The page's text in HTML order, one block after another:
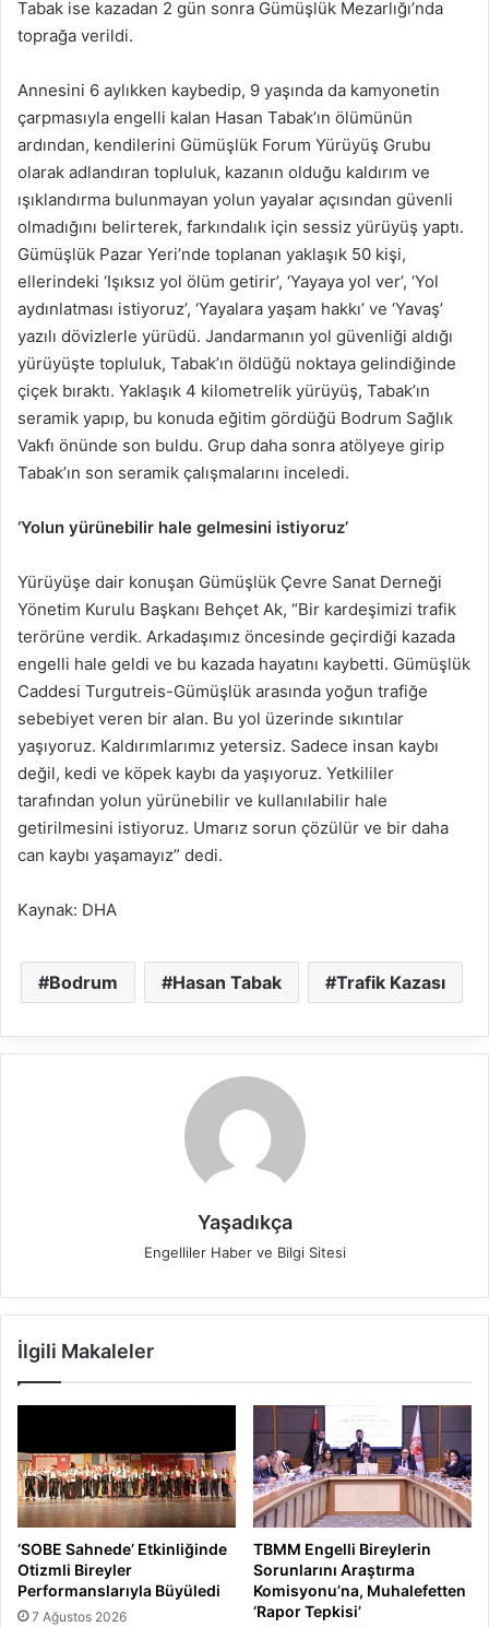
Tabak ise kazadan 2 gün sonra Gümüşlük Mezarlığı’nda
toprağa verildi.
Annesini 6 aylıkken kaybedip, 9 yaşında da kamyonetin
çarpmasıyla engelli kalan Hasan Tabak’ın ölümünün
ardından, kendilerini Gümüşlük Forum Yürüyüş Grubu
olarak adlandıran topluluk, kazanın olduğu kaldırım ve
ışıklandırma bulunmayan yolun yayalar açısından güvenli
olmadığını belirterek, farkındalık için sessiz yürüyüş yaptı.
Gümüşlük Pazar Yeri’nde toplanan yaklaşık 50 kişi,
ellerindeki ‘Işıksız yol ölüm getirir’, ‘Yayaya yol ver’, ‘Yol
aydınlatması istiyoruz’, ‘Yayalara yaşam hakkı’ ve ‘Yavaş’
yazılı dövizlerle yürüdü. Jandarmanın yol güvenliği aldığı
yürüyüşte topluluk, Tabak’ın öldüğü noktaya gelindiğinde
çiçek bıraktı. Yaklaşık 4 kilometrelik yürüyüş, Tabak’ın
seramik yapıp, bu konuda eğitim gördüğü Bodrum Sağlık
Vakfı önünde son buldu. Grup daha sonra atölyeye girip
Tabak’ın son seramik çalışmalarını inceledi.
‘Yolun yürünebilir hale gelmesini istiyoruz’
Yürüyüşe dair konuşan Gümüşlük Çevre Sanat Derneği
Yönetim Kurulu Başkanı Behçet Ak, “Bir kardeşimizi trafik
terörüne verdik. Arkadaşımız öncesinde geçirdiği kazada
engelli hale geldi ve bu kazada hayatını kaybetti. Gümüşlük
Caddesi Turgutreis-Gümüşlük arasında yoğun trafiğe
sebebiyet veren bir alan. Bu yol üzerinde sıkıntılar
yaşıyoruz. Kaldırımlarımız yetersiz. Sadece insan kaybı
değil, kedi ve köpek kaybı da yaşıyoruz. Yetkililer
tarafından yolun yürünebilir ve kullanılabilir hale
getirilmesini istiyoruz. Umarız sorun çözülür ve bir daha
can kaybı yaşamayız” dedi.
Kaynak: DHA
Bodrum Hasan Tabak Trafik Kazası
Yaşadıkça
Engelliler Haber ve Bilgi Sitesi
İlgili Makaleler
‘SOBE Sahnede’ Etkinliğinde
Otizmli Bireyler
Performanslarıyla Büyüledi
7 Ağustos 2026
TBMM Engelli Bireylerin
Sorunlarını Araştırma
Komisyonu’na, Muhalefetten
‘Rapor Tepkisi’